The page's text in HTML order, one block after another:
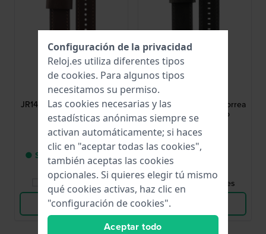
Fossil
AJR1424
JR1424 Nate 24 mm Correa
de piel marrón
39,00 €
● Sólo queda 1 en stock
Comparar Relojes
Ver Producto
Fossil
JR1354 Nate 24 mm Correa
de piel color negro
39,00 €
Comparar Relojes
Ver Producto
Configuración de la privacidad
Reloj.es utiliza diferentes tipos
de cookies. Para algunos tipos
necesitamos su permiso.
Las cookies necesarias y las
estadísticas anónimas siempre se
activan automáticamente; si haces
clic en "aceptar todas las cookies",
también aceptas las cookies
opcionales. Si quieres elegir tú mismo
qué cookies activas, haz clic en
"configuración de cookies".
Aceptar todo